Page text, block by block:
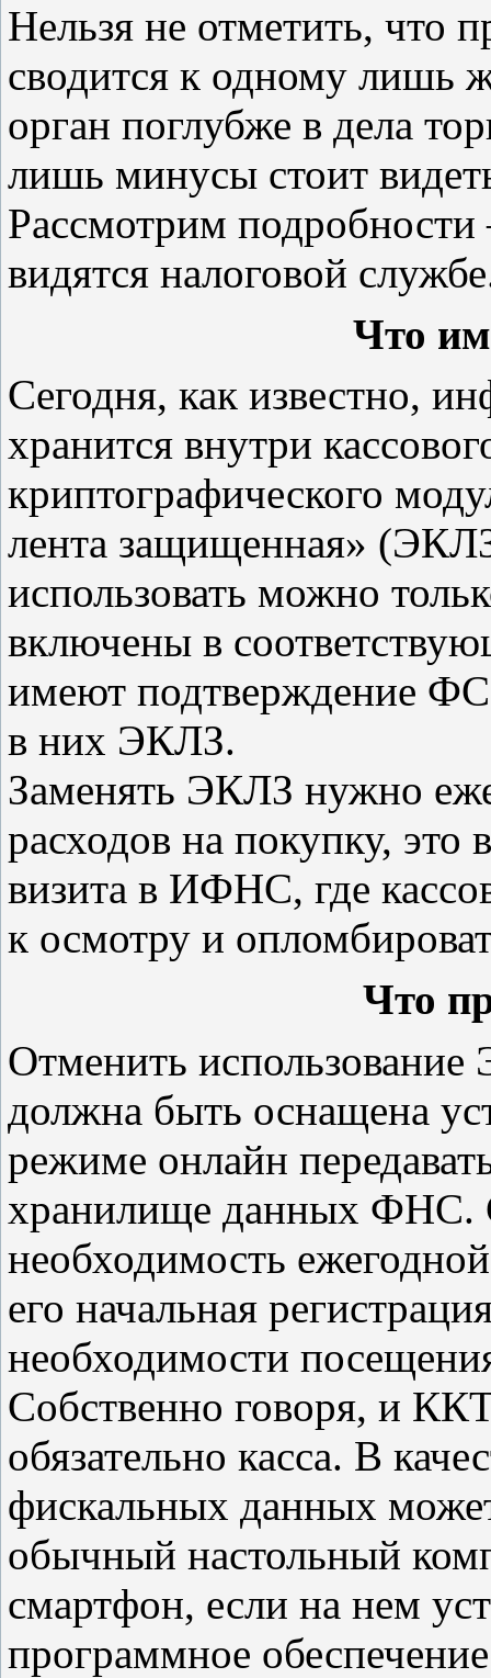
Нельзя не отметить, что
сводится к одному лишь
орган поглубже в дела
лишь минусы стоит
Рассмотрим подробности
видятся налоговой
Что
Сегодня, как известно,
хранится внутри
криптографического
лента защищенная»
использовать можно
включены в
имеют подтверждение
в них ЭКЛЗ.
Заменять ЭКЛЗ нужно
расходов на покупку, это
визита в ИФНС, где
к осмотру и
Что
Отменить использование
должна быть оснащена
режиме онлайн
хранилище данных ФНС.
необходимость
его начальная
необходимости
Собственно говоря, и
обязательно касса. В
фискальных данных
обычный настольный
смартфон, если на нем
программное